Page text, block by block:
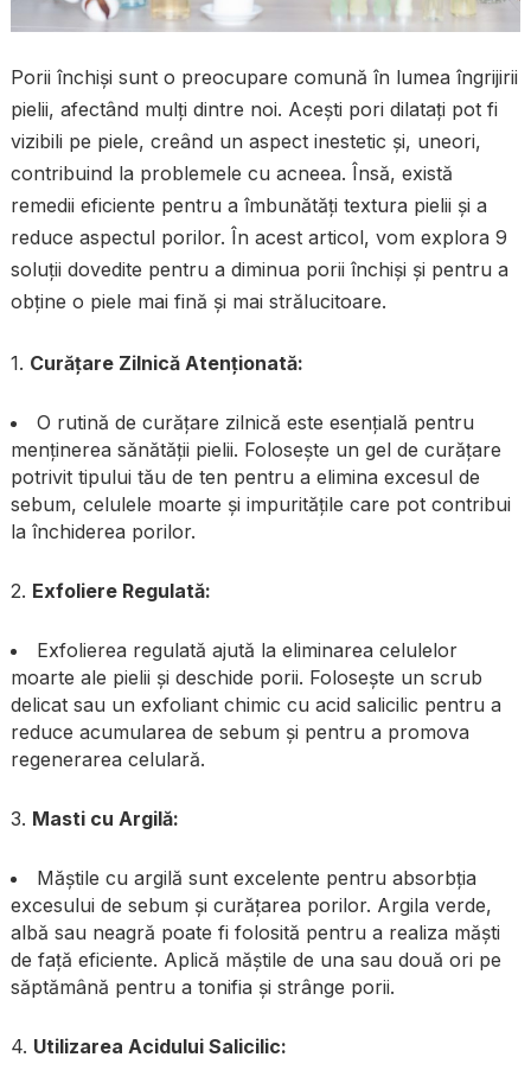
Porii închiși sunt o preocupare comună în lumea îngrijirii
pielii, afectând mulți dintre noi. Acești pori dilatați pot fi
vizibili pe piele, creând un aspect inestetic și, uneori,
contribuind la problemele cu acneea. Însă, există
remedii eficiente pentru a îmbunătăți textura pielii și a
reduce aspectul porilor. În acest articol, vom explora 9
soluții dovedite pentru a diminua porii închiși și pentru a
obține o piele mai fină și mai strălucitoare.
1. Curățare Zilnică Atenționată:
O rutină de curățare zilnică este esențială pentru
menținerea sănătății pielii. Folosește un gel de curățare
potrivit tipului tău de ten pentru a elimina excesul de
sebum, celulele moarte și impuritățile care pot contribui
la închiderea porilor.
2. Exfoliere Regulată:
Exfolierea regulată ajută la eliminarea celulelor
moarte ale pielii și deschide porii. Folosește un scrub
delicat sau un exfoliant chimic cu acid salicilic pentru a
reduce acumularea de sebum și pentru a promova
regenerarea celulară.
3. Masti cu Argilă:
Măștile cu argilă sunt excelente pentru absorbția
excesului de sebum și curățarea porilor. Argila verde,
albă sau neagră poate fi folosită pentru a realiza măști
de față eficiente. Aplică măștile de una sau două ori pe
săptămână pentru a tonifia și strânge porii.
4. Utilizarea Acidului Salicilic: